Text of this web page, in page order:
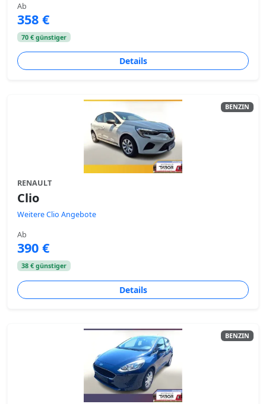
Ab
358 €
70 € günstiger
Details
BENZIN
RENAULT
Clio
Weitere Clio Angebote
Ab
390 €
38 € günstiger
Details
BENZIN